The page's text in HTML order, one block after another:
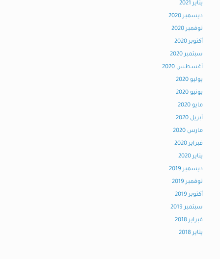
يناير 2021
ديسمبر 2020
نوفمبر 2020
أكتوبر 2020
سبتمبر 2020
أغسطس 2020
يوليو 2020
يونيو 2020
مايو 2020
أبريل 2020
مارس 2020
فبراير 2020
يناير 2020
ديسمبر 2019
نوفمبر 2019
أكتوبر 2019
سبتمبر 2019
فبراير 2018
يناير 2018